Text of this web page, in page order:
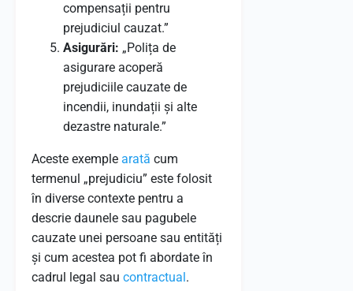
compensații pentru
prejudiciul cauzat.”
Asigurări: „Polița de
asigurare acoperă
prejudiciile cauzate de
incendii, inundații și alte
dezastre naturale.”
Aceste exemple arată cum
termenul „prejudiciu” este folosit
în diverse contexte pentru a
descrie daunele sau pagubele
cauzate unei persoane sau entități
și cum acestea pot fi abordate în
cadrul legal sau contractual.